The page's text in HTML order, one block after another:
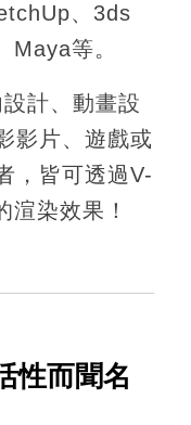
、3ds
等。
計、動畫設
影片、遊戲或
，皆可透過V-
渲染效果！
性而聞名